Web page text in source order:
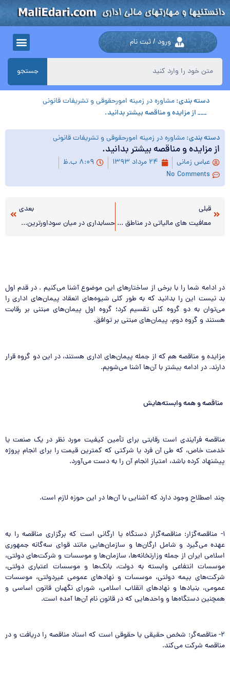
ورود / ثبت نام
جستجو
دسته بندی:مشاوره در زمینه امورحقوقی و تشریفات قانونی
___ از مزایده و مناقصه بیشتر بدانید.
دسته بندی:مشاوره در زمینه امورحقوقی و تشریفات قانونی
از مزایده و مناقصه بیشتر بدانید.
عباس زمانی ۲۴ مرداد ۱۳۹۳
۸:۰۹ ب.ظ
No Comments
قبلی
معافیت های مالیاتی در مناطق محروم به مدت ۲۰ سال
بعدی
حسابداری در میان سوداورترین صنایع
در ادامه شما را با برخی از ساختارهای این موضوع آشنا می‌کنیم . در قدم اول
بد نیست این را بدانید که ‌به طور کلی شیوه‌های انعقاد پیمان‌های اداری را
می‌توان به دو گروه کلی تقسیم کرد؛ گروه اول پیمان‌های مبتنی بر رقابت
هستند و گروه دوم، پیمان‌های مبتنی بر توافق.
مزایده و مناقصه هم که از جمله پیمان‌های اداری هستند، در این دو گروه قرار
دارند. در ادامه بیشتر با آن‌ها آشنا می‌شویم.
مناقصه و همه وابسته‌هایش
مناقصه فرآیندی است رقابتی برای تأمین کیفیت مورد نظر در یک صنعت یا
خدمت خاص، که طی آن فرد یا شرکتی که کمترین قیمت را برای انجام پروژه
پیشنهاد کرده باشد، امتیاز انجام آن را به دست می‌آورد.
چند اصطلاح وجود دارد که آشنایی با آن‌ها در این حوزه لازم است.
۱- مناقصه‌گزار: مناقصه‌گزار دستگاه یا ارگانی است که برگزاری مناقصه را به
عهده می‌گیرد و شامل ارگان‌ها و سازمان‌هایی مانند قوای سه‌گانه جمهوری
اسلامی ایران از جمله وزارتخانه‌ها، سازمان‌ها و موسسات و شرکت‌های دولتی،
موسسات انتفاعی وابسته به دولت، بانک‌ها و موسسات اعتباری دولتی،
شرکت‌های بیمه دولتی، موسسات و نهادهای عمومی غیردولتی، موسسات
عمومی، بنیادها و نهادهای انقلاب اسلامی، شورای نگهبان قانون اساسی و
همچنین دستگاه‌ها و واحدهایی که در قانون نام آن‌ها آمده است.
۲- مناقصه‌گر: شخص حقیقی یا حقوقی است که اسناد مناقصه را دریافت و در
مناقصه شرکت می‌کند.